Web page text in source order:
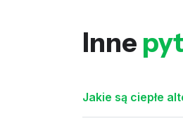
Inne
Jakie są ciepłe